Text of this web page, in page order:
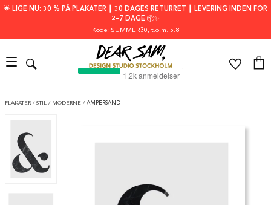
🌟 LIGE NU: 30 % PÅ PLAKATER ┃ 30 DAGES RETURRET ┃ LEVERING INDEN FOR
2–7 DAGE 📦✨
Kode: SUMMER30, t.o.m. 5.8
PLAKATER / STIL / MODERNE / AMPERSAND